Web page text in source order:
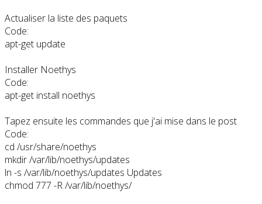
Actualiser la liste des paquets
Code:
apt-get update
Installer Noethys
Code:
apt-get install noethys
Tapez ensuite les commandes que j'ai mise dans le post
Code:
cd /usr/share/noethys
mkdir /var/lib/noethys/updates
ln -s /var/lib/noethys/updates Updates
chmod 777 -R /var/lib/noethys/